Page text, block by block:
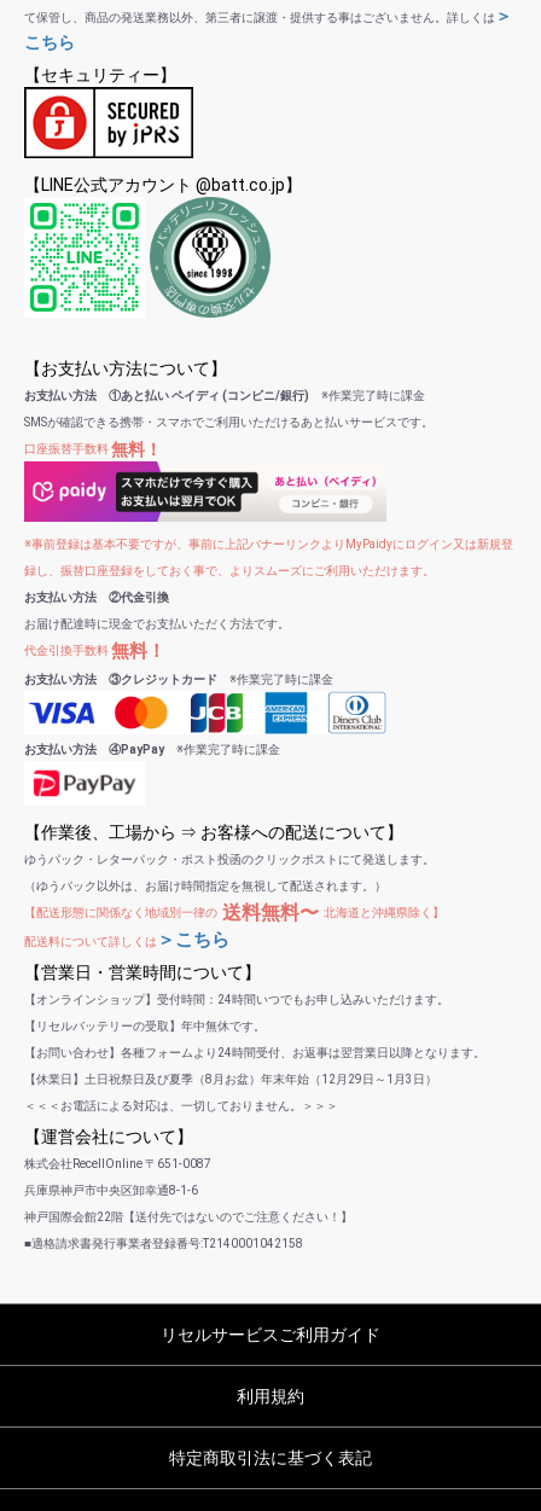
て保管し、商品の発送業務以外、第三者に譲渡・提供する事はございません。詳しくは ＞
こちら
【セキュリティー】
【LINE公式アカウント @batt.co.jp】
【お支払い方法について】
お支払い方法 ①あと払い ペイディ (コンビニ/銀行) ※作業完了時に課金
SMSが確認できる携帯・スマホでご利用いただけるあと払いサービスです。
口座振替手数料無料！
※事前登録は基本不要ですが、事前に上記バナーリンクよりMyPaidyにログイン又は新規登
録し、振替口座登録をしておく事で、よりスムーズにご利用いただけます。
お支払い方法 ②代金引換
お届け配達時に現金でお支払いただく方法です。
代金引換手数料無料！
お支払い方法 ③クレジットカード ※作業完了時に課金
お支払い方法 ④PayPay※作業完了時に課金
【作業後、工場から ⇒ お客様への配送について】
ゆうパック・レターパック・ポスト投函のクリックポストにて発送します。
（ゆうパック以外は、お届け時間指定を無視して配送されます。）
【配送形態に関係なく地域別一律の 送料無料〜 北海道と沖縄県除く】
配送料について詳しくは ＞こちら
【営業日・営業時間について】
【オンラインショップ】受付時間：24時間いつでもお申し込みいただけます。
【リセルバッテリーの受取】年中無休です。
【お問い合わせ】各種フォームより24時間受付、お返事は翌営業日以降となります。
【休業日】土日祝祭日及び夏季（8月お盆）年末年始（12月29日～1月3日）
＜＜＜お電話による対応は、一切しておりません。＞＞＞
【運営会社について】
株式会社RecellOnline 〒651-0087
兵庫県神戸市中央区卸幸通8-1-6
神戸国際会館22階【送付先ではないのでご注意ください！】
■適格請求書発行事業者登録番号:T2140001042158
リセルサービスご利用ガイド
利用規約
特定商取引法に基づく表記